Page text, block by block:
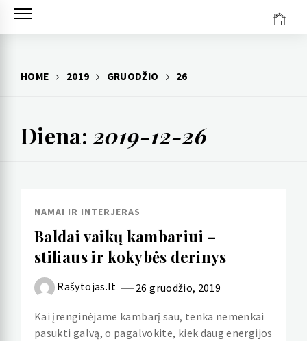
Skip
HOME 2019 GRUODŽIO 26
Diena: 2019-12-26
NAMAI IR INTERJERAS
Baldai vaikų kambariui –
stiliaus ir kokybės derinys
Rašytojas.lt 26 gruodžio, 2019
Kai įrenginėjame kambarį sau, tenka nemenkai
pasukti galvą, o pagalvokite, kiek daug energijos